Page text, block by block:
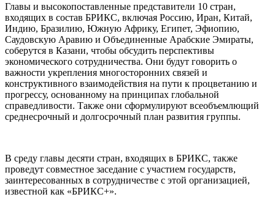
Главы и высокопоставленные представители 10 стран,
входящих в состав БРИКС, включая Россию, Иран, Китай,
Индию, Бразилию, Южную Африку, Египет, Эфиопию,
Саудовскую Аравию и Объединенные Арабские Эмираты,
соберутся в Казани, чтобы обсудить перспективы
экономического сотрудничества. Они будут говорить о
важности укрепления многосторонних связей и
конструктивного взаимодействия на пути к процветанию и
прогрессу, основанному на принципах глобальной
справедливости. Также они сформулируют всеобъемлющий
среднесрочный и долгосрочный план развития группы.
В среду главы десяти стран, входящих в БРИКС, также
проведут совместное заседание с участием государств,
заинтересованных в сотрудничестве с этой организацией,
известной как «БРИКС+».